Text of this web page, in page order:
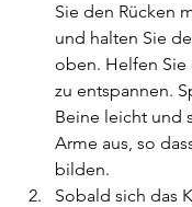
Sie den Rücken
und halten Sie
oben. Helfen Sie
zu entspannen.
Beine leicht und
Arme aus, so
bilden.
Sobald sich das